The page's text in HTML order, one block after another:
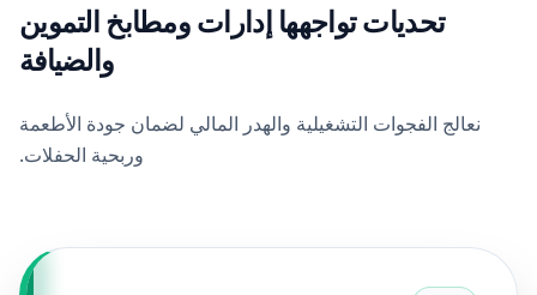
تحديات تواجهها إدارات ومطابخ التموين
والضيافة
نعالج الفجوات التشغيلية والهدر المالي لضمان جودة الأطعمة
وربحية الحفلات.